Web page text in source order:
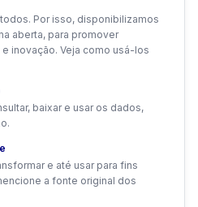
Por isso, disponibilizamos
aberta, para promover
inovação. Veja como usá-los
baixar e usar os dados,
e até usar para fins
a fonte original dos